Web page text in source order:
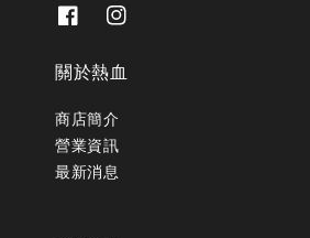
關於熱血
商店簡介
營業資訊
最新消息